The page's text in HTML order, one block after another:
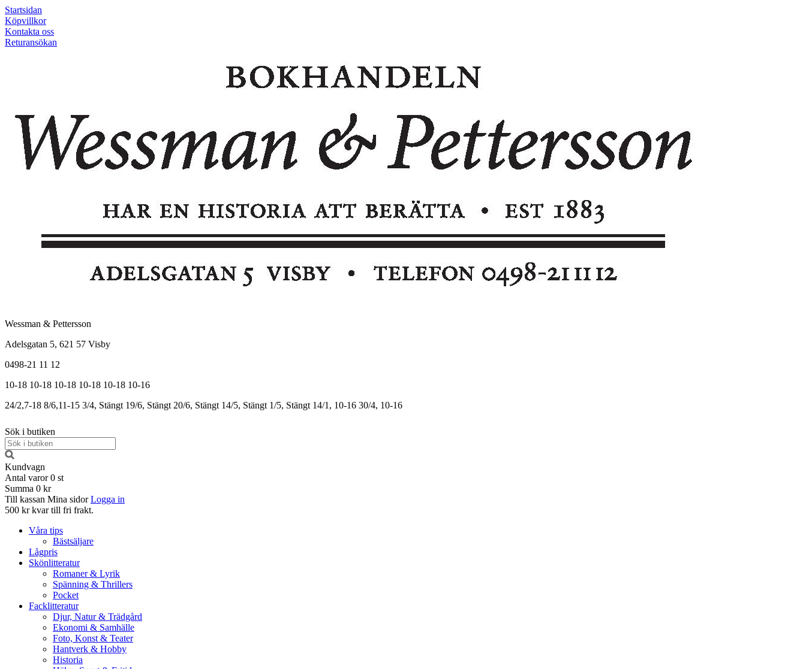
Startsidan
Köpvillkor
Kontakta oss
Returansökan
Wessman & Pettersson
Adelsgatan 5, 621 57 Visby
0498-21 11 12
10-18 10-18 10-18 10-18 10-18 10-16
24/2,7-18 8/6,11-15 3/4, Stängt 19/6, Stängt 20/6, Stängt 14/5, Stängt 1/5, Stängt 14/1, 10-16 30/4, 10-16
Sök i butiken
Kundvagn
Antal varor 0 st
Summa 0 kr
Till kassan Mina sidor Logga in
500 kr kvar till fri frakt.
Våra tips
Bästsäljare
Lågpris
Skönlitteratur
Romaner & Lyrik
Spänning & Thrillers
Pocket
Facklitteratur
Djur, Natur & Trädgård
Ekonomi & Samhälle
Foto, Konst & Teater
Hantverk & Hobby
Historia